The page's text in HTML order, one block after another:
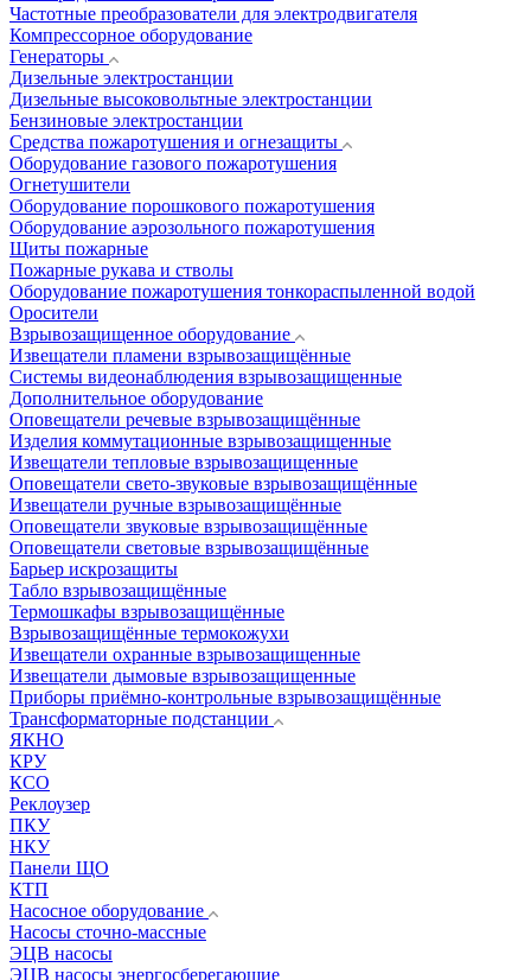
Частотные преобразователи для электродвигателя
Компрессорное оборудование
Генераторы
Дизельные электростанции
Дизельные высоковольтные электростанции
Бензиновые электростанции
Средства пожаротушения и огнезащиты
Оборудование газового пожаротушения
Огнетушители
Оборудование порошкового пожаротушения
Оборудование аэрозольного пожаротушения
Щиты пожарные
Пожарные рукава и стволы
Оборудование пожаротушения тонкораспыленной водой
Оросители
Взрывозащищенное оборудование
Извещатели пламени взрывозащищённые
Системы видеонаблюдения взрывозащищенные
Дополнительное оборудование
Оповещатели речевые взрывозащищённые
Изделия коммутационные взрывозащищенные
Извещатели тепловые взрывозащищенные
Оповещатели свето-звуковые взрывозащищённые
Извещатели ручные взрывозащищённые
Оповещатели звуковые взрывозащищённые
Оповещатели световые взрывозащищённые
Барьер искрозащиты
Табло взрывозащищённые
Термошкафы взрывозащищённые
Взрывозащищённые термокожухи
Извещатели охранные взрывозащищенные
Извещатели дымовые взрывозащищенные
Приборы приёмно-контрольные взрывозащищённые
Трансформаторные подстанции
ЯКНО
КРУ
КСО
Реклоузер
ПКУ
НКУ
Панели ЩО
КТП
Насосное оборудование
Насосы сточно-массные
ЭЦВ насосы
ЭЦВ насосы энергосберегающие